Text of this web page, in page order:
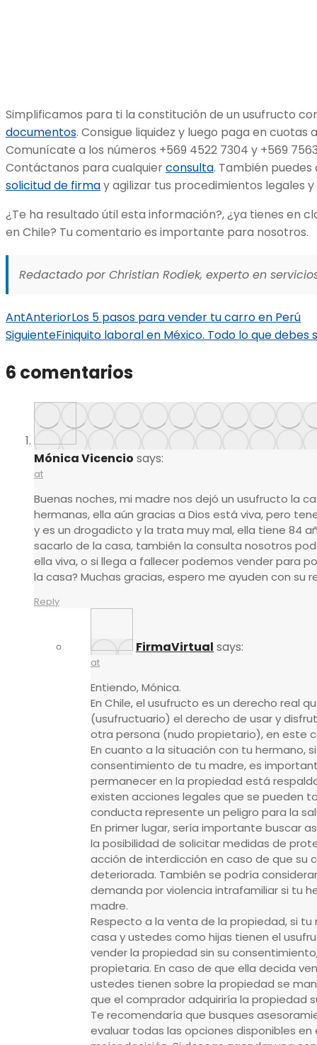
Simplificamos para ti la constitución de un usufructo
documentos. Consigue liquidez y luego paga en cuotas
Comunícate a los números +569 4522 7304 y +569
Contáctanos para cualquierconsulta. También
solicitud de firmay agilizar tus procedimientos legales
¿Te ha resultado útil esta información?, ¿ya tienes en
en Chile? Tu comentario es importante para nosotros.
Redactado por Christian Rodiek, experto en
AntAnteriorLos 5 pasos para vender tu carro en Perú
SiguienteFiniquito laboral en México. Todo lo que debes
6 comentarios
Mónica Vicencio says:
at
Buenas noches, mi madre nos dejó un usufructo la
hermanas, ella aún gracias a Dios está viva, pero
y es un drogadicto y la trata muy mal, ella tiene 84
sacarlo de la casa, también la consulta nosotros
ella viva, o si llega a fallecer podemos vender para
la casa? Muchas gracias, espero me ayuden con su
Reply
FirmaVirtual says:
at
Entiendo, Mónica.
En Chile, el usufructo es un derecho real
(usufructuario) el derecho de usar y
otra persona (nudo propietario), en este
En cuanto a la situación con tu hermano,
consentimiento de tu madre, es
permanecer en la propiedad está
existen acciones legales que se pueden
conducta represente un peligro para la
En primer lugar, sería importante buscar
la posibilidad de solicitar medidas de
acción de interdicción en caso de que su
deteriorada. También se podría
demanda por violencia intrafamiliar si tu
madre.
Respecto a la venta de la propiedad, si
casa y ustedes como hijas tienen el
vender la propiedad sin su
propietaria. En caso de que ella decida
ustedes tienen sobre la propiedad se
que el comprador adquiriría la propiedad
Te recomendaría que busques
evaluar todas las opciones disponibles